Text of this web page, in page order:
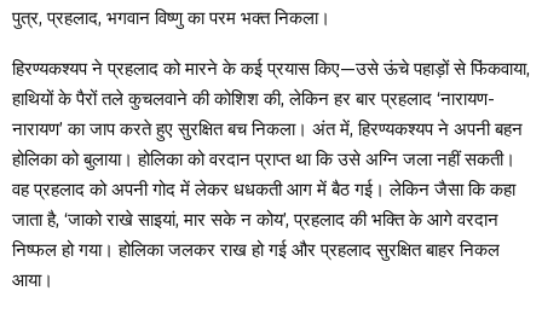
पुत्र, प्रहलाद, भगवान विष्णु का परम भक्त निकला।
हिरण्यकश्यप ने प्रहलाद को मारने के कई प्रयास किए—उसे ऊंचे पहाड़ों से फिंकवाया,
हाथियों के पैरों तले कुचलवाने की कोशिश की, लेकिन हर बार प्रहलाद ‘नारायण-
नारायण’ का जाप करते हुए सुरक्षित बच निकला। अंत में, हिरण्यकश्यप ने अपनी बहन
होलिका को बुलाया। होलिका को वरदान प्राप्त था कि उसे अग्नि जला नहीं सकती।
वह प्रहलाद को अपनी गोद में लेकर धधकती आग में बैठ गई। लेकिन जैसा कि कहा
जाता है, ‘जाको राखे साइयां, मार सके न कोय’, प्रहलाद की भक्ति के आगे वरदान
निष्फल हो गया। होलिका जलकर राख हो गई और प्रहलाद सुरक्षित बाहर निकल
आया।